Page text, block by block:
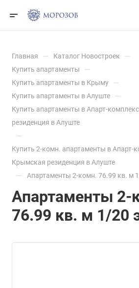
Главная — Каталог Новостроек —
Купить апартаменты —
Купить апартаменты в Крыму —
Купить апартаменты в Алуште —
Купить апартаменты в Апарт-
резиденция в Алуште
—
Купить 2-комн. апартаменты в Апарт-
Крымская резиденция в Алуште
— Апартаменты 2-комн. 76.99 кв. м
Апартаменты 2-
76.99 кв. м 1/20